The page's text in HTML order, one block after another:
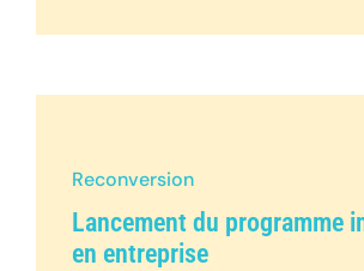
Reconversion
Lancement du programme
en entreprise